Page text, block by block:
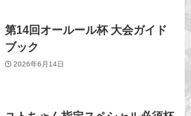
第14回オールール杯 大会ガイド
ブック
2026年6月14日